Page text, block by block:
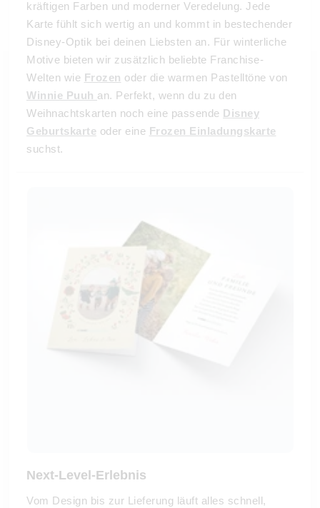
kräftigen Farben und moderner Veredelung. Jede
Karte fühlt sich wertig an und kommt in bestechender
Disney-Optik bei deinen Liebsten an. Für winterliche
Motive bieten wir zusätzlich beliebte Franchise-
Welten wie Frozen oder die warmen Pastelltöne von
Winnie Puuh an. Perfekt, wenn du zu den
Weihnachtskarten noch eine passende Disney
Geburtskarte oder eine Frozen Einladungskarte
suchst.
Next-Level-Erlebnis
Vom Design bis zur Lieferung läuft alles schnell,